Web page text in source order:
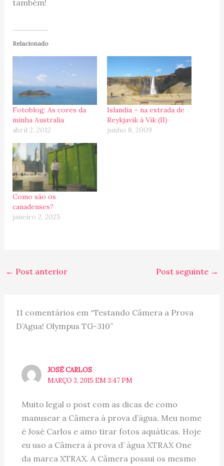
também!
Relacionado
Fotoblog: As cores da
minha Australia
abril 2, 2012
Islandia – na estrada de
Reykjavik à Vik (II)
junho 8, 2009
Como são os
canadenses?
janeiro 2, 2025
← Post anterior Post seguinte →
11 comentários em “Testando Câmera a Prova
D’Agua! Olympus TG-310”
JOSÉ CARLOS
MARÇO 3, 2015 EM 3:47 PM
Muito legal o post com as dicas de como
manusear a Câmera á prova d’água. Meu nome
é José Carlos e amo tirar fotos aquáticas. Hoje
eu uso a Câmera á prova d’ água XTRAX One
da marca XTRAX. A Câmera possui os mesmo